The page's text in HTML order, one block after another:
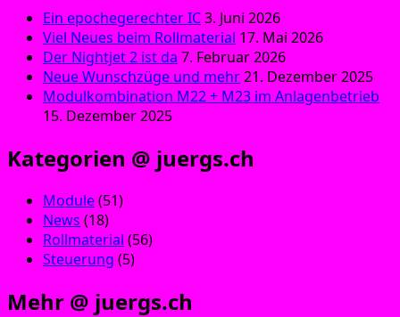
Ein epochegerechter IC3. Juni 2026
Viel Neues beim Rollmaterial 17. Mai 2026
Der Nightjet 2 ist da 7. Februar 2026
Neue Wunschzüge und mehr21. Dezember 2025
Modulkombination M22 + M23 im Anlagenbetrieb
15. Dezember 2025
Kategorien @ juergs.ch
Module(51)
News (18)
Rollmaterial (56)
Steuerung (5)
Mehr @ juergs.ch